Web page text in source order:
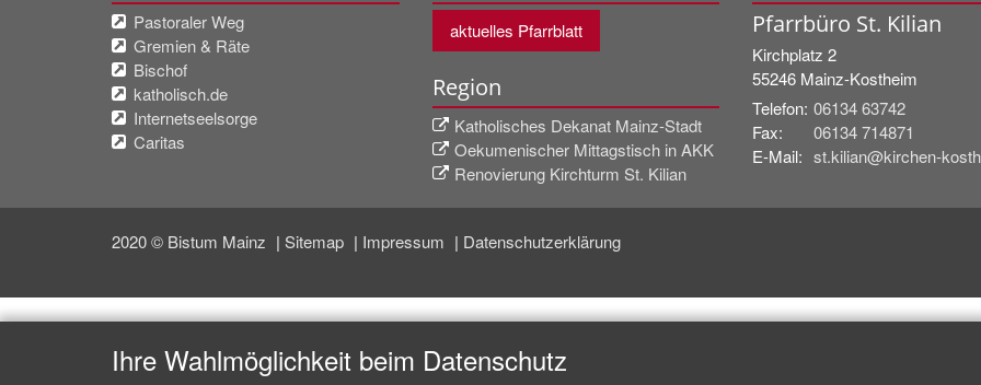
Pastoraler Weg
Gremien & Räte
Bischof
katholisch.de
Internetseelsorge
Caritas
aktuelles Pfarrblatt
Region
Katholisches Dekanat Mainz-Stadt
Oekumenischer Mittagstisch in AKK
Renovierung Kirchturm St. Kilian
Pfarrbüro St. Kilian
Kirchplatz 2
55246 Mainz-Kostheim
Telefon: 06134 63742
Fax:
06134 714871
E-Mail: st.kilian@kirchen-
2020 © Bistum Mainz Sitemap Impressum Datenschutzerklärung
Ihre Wahlmöglichkeit beim Datenschutz